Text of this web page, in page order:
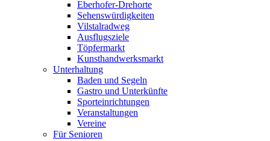
Eberhofer-Drehorte
Sehenswürdigkeiten
Vilstalradweg
Ausflugsziele
Töpfermarkt
Kunsthandwerksmarkt
Unterhaltung
Baden und Segeln
Gastro und Unterkünfte
Sporteinrichtungen
Veranstaltungen
Vereine
Für Senioren